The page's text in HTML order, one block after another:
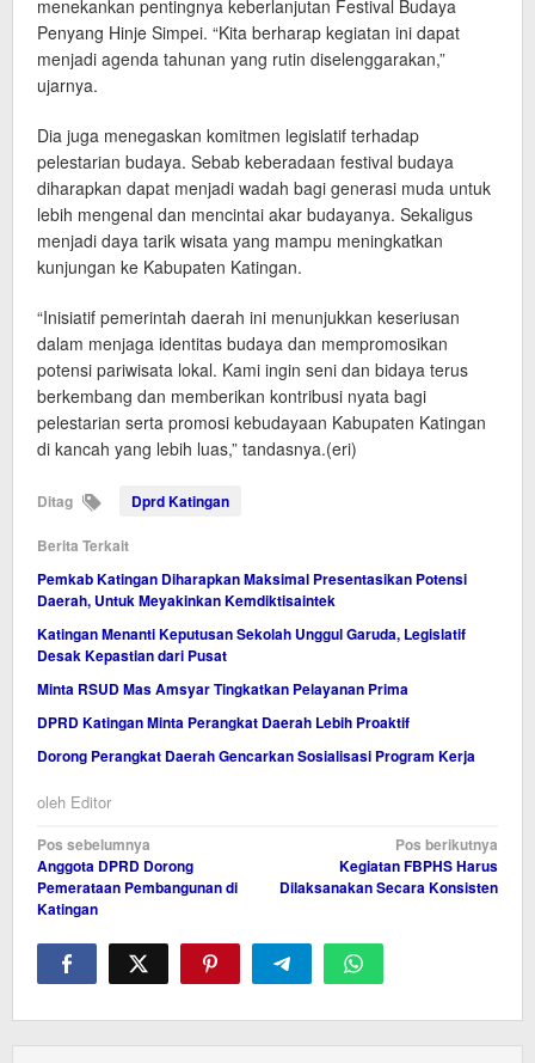
menekankan pentingnya keberlanjutan Festival Budaya
Penyang Hinje Simpei. “Kita berharap kegiatan ini dapat
menjadi agenda tahunan yang rutin diselenggarakan,”
ujarnya.
Dia juga menegaskan komitmen legislatif terhadap
pelestarian budaya. Sebab keberadaan festival budaya
diharapkan dapat menjadi wadah bagi generasi muda untuk
lebih mengenal dan mencintai akar budayanya. Sekaligus
menjadi daya tarik wisata yang mampu meningkatkan
kunjungan ke Kabupaten Katingan.
“Inisiatif pemerintah daerah ini menunjukkan keseriusan
dalam menjaga identitas budaya dan mempromosikan
potensi pariwisata lokal. Kami ingin seni dan bidaya terus
berkembang dan memberikan kontribusi nyata bagi
pelestarian serta promosi kebudayaan Kabupaten Katingan
di kancah yang lebih luas,” tandasnya.(eri)
Ditag Dprd Katingan
Berita Terkait
Pemkab Katingan Diharapkan Maksimal Presentasikan Potensi
Daerah, Untuk Meyakinkan Kemdiktisaintek
Katingan Menanti Keputusan Sekolah Unggul Garuda, Legislatif
Desak Kepastian dari Pusat
Minta RSUD Mas Amsyar Tingkatkan Pelayanan Prima
DPRD Katingan Minta Perangkat Daerah Lebih Proaktif
Dorong Perangkat Daerah Gencarkan Sosialisasi Program Kerja
oleh Editor
Navigasi
pos
Pos sebelumnya
Anggota DPRD Dorong
Pemerataan Pembangunan di
Katingan
Pos berikutnya
Kegiatan FBPHS Harus
Dilaksanakan Secara Konsisten